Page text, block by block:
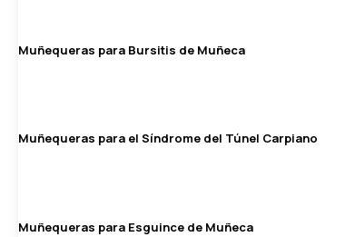
Muñequeras para Bursitis de Muñeca
Muñequeras para el Síndrome del Túnel Carpiano
Muñequeras para Esguince de Muñeca